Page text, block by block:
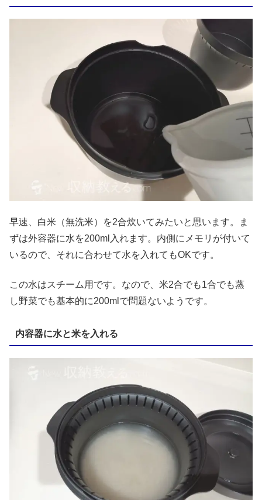
早速、白米（無洗米）を2合炊いてみたいと思います。ま
ずは外容器に水を200ml入れます。内側にメモリが付いて
いるので、それに合わせて水を入れてもOKです。
この水はスチーム用です。なので、米2合でも1合でも蒸
し野菜でも基本的に200mlで問題ないようです。
内容器に水と米を入れる